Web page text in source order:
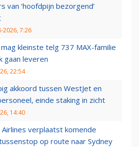
van ‘hoofdpijn bezorgend’
2026, 7:26
kleinste telg 737 MAX-familie
gaan leveren
22:54
akkoord tussen WestJet en
einde staking in zicht
14:40
Airlines verplaatst komende
op route naar Sydney